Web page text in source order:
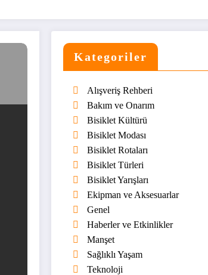
Kategoriler
Alışveriş Rehberi
Bakım ve Onarım
Bisiklet Kültürü
Bisiklet Modası
Bisiklet Rotaları
Bisiklet Türleri
Bisiklet Yarışları
Ekipman ve Aksesuarlar
Genel
Haberler ve Etkinlikler
Manşet
Sağlıklı Yaşam
Teknoloji